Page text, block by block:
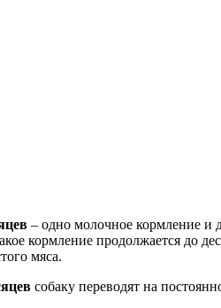
– одно молочное кормление и
кормление продолжается до
мяса.
собаку переводят на